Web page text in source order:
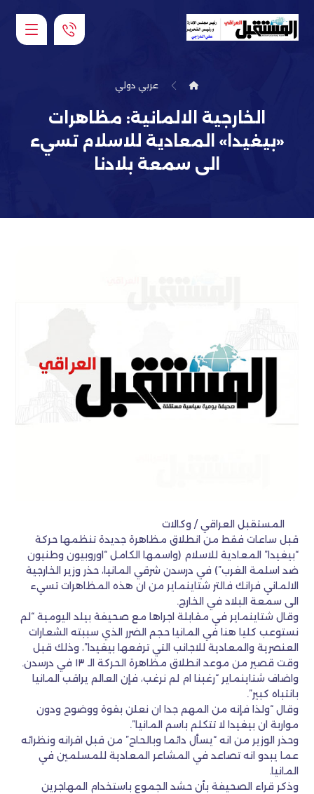
عربي دولي
الخارجية الالمانية: مظاهرات
«بيغيدا» المعادية للاسلام تسيء
الى سمعة بلادنا
المستقبل العراقي / وكالات
قبل ساعات فقط من انطلاق مظاهرة جديدة تنظمها حركة
“بيغيدا” المعادية للاسلام (واسمها الكامل “اوروبيون وطنيون
ضد اسلمة الغرب”) في درسدن شرقي المانيا، حذر وزير الخارجية
الالماني فرانك فالتر شتاينماير من ان هذه المظاهرات تسيء
الى سمعة البلاد في الخارج.
وقال شتاينماير في مقابلة اجراها مع صحيفة بيلد اليومية “لم
نستوعب كليا هنا في المانيا حجم الضرر الذي سببته الشعارات
العنصرية والمعادية للاجانب التي ترفعها بيغيدا”، وذلك قبل
وقت قصير من موعد انطلاق مظاهرة الحركة الـ ١٣ في درسدن.
واضاف شتاينماير “رغبنا ام لم نرغب، فإن العالم يراقب المانيا
بانتباه كبير”.
وقال “ولذا فإنه من المهم جدا ان نعلن بقوة ووضوح ودون
مواربة ان بيغيدا لا تتكلم باسم المانيا”.
وحذر الوزير من انه “يسأل دائما وبالحاح” من قبل اقرانه ونظرائه
عما يبدو انه تصاعد في المشاعر المعادية للمسلمين في
المانيا.
وذكر قراء الصحيفة بأن حشد الجموع باستخدام المهاجرين